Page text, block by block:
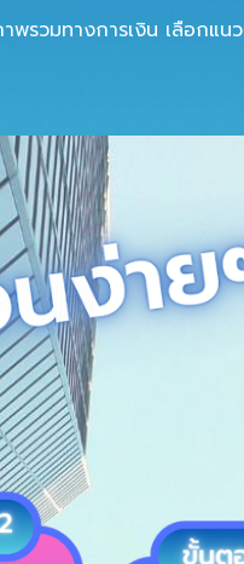
รวมทางการเงิน เลือกแ